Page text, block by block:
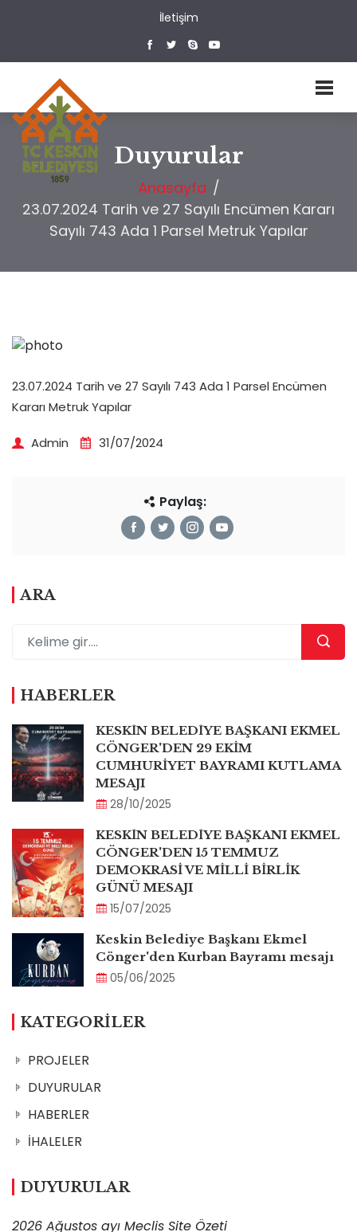
İletişim
Duyurular
Anasayfa /
23.07.2024 Tarih ve 27 Sayılı Encümen Kararı
Sayılı 743 Ada 1 Parsel Metruk Yapılar
23.07.2024 Tarih ve 27 Sayılı 743 Ada 1 Parsel Encümen
Kararı Metruk Yapılar
Admin 31/07/2024
Paylaş:
ARA
HABERLER
KESKİN BELEDİYE BAŞKANI EKMEL
CÖNGER'DEN 29 EKİM
CUMHURİYET BAYRAMI KUTLAMA
MESAJI
28/10/2025
KESKİN BELEDİYE BAŞKANI EKMEL
CÖNGER'DEN 15 TEMMUZ
DEMOKRASİ VE MİLLİ BİRLİK
GÜNÜ MESAJI
15/07/2025
Keskin Belediye Başkanı Ekmel
Cönger'den Kurban Bayramı mesajı
05/06/2025
KATEGORİLER
PROJELER
DUYURULAR
HABERLER
İHALELER
DUYURULAR
2026 Ağustos ayı Meclis Site Özeti